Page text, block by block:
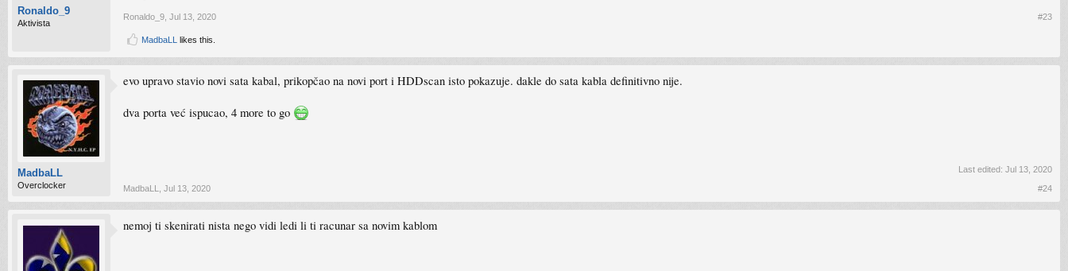
Ronaldo_9
Aktivista
Ronaldo_9 Jul 13, 2020 #23
MadbaLL likes this.
MadbaLL
Overclocker
evo upravo stavio novi sata kabal, prikopčao na novi port i HDDscan isto pokazuje. dakle do sata kabla definitivno nije.
dva porta već ispucao, 4 more to go
Last edited: Jul 13, 2020
MadbaLL
Jul 13, 2020 #24
nemoj ti skenirati nista nego vidi ledi li ti racunar sa novim kablom